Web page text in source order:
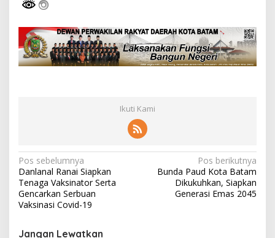
Ikuti Kami
N
a
v
i
g
Pos sebelumnya
Danlanal Ranai Siapkan
Tenaga Vaksinator Serta
Gencarkan Serbuan
Vaksinasi Covid-19
Pos berikutnya
Bunda Paud Kota Batam
Dikukuhkan, Siapkan
Generasi Emas 2045
Jangan Lewatkan